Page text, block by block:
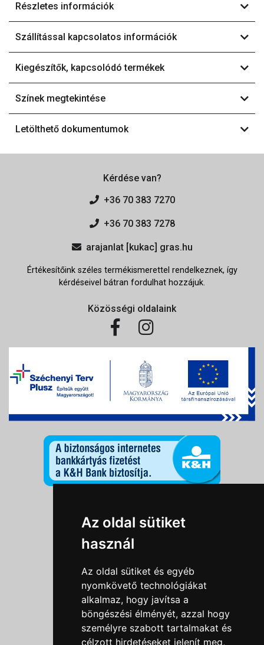
Az oldal sütiket
használ
Az oldal sütiket és egyéb
nyomkövető technológiákat
alkalmaz, hogy javítsa a
böngészési élményét, azzal hogy
személyre szabott tartalmakat és
célzott hirdetéseket jelenít meg,
Részletes információk
Szállítással kapcsolatos információk
Kiegészítők, kapcsolódó termékek
Színek megtekintése
Letölthető dokumentumok
Kérdése van?
+36 70 383 7270
+36 70 383 7278
arajanlat [kukac] gras.hu
Értékesítőink széles termékismerettel rendelkeznek, így
kérdéseivel bátran fordulhat hozzájuk.
Közösségi oldalaink
Információk
Általános szerződési feltételek
Impresszum
Nyereményjáték szabály
Outlet nap nyereményjáték szabályzat
Süti beállítások